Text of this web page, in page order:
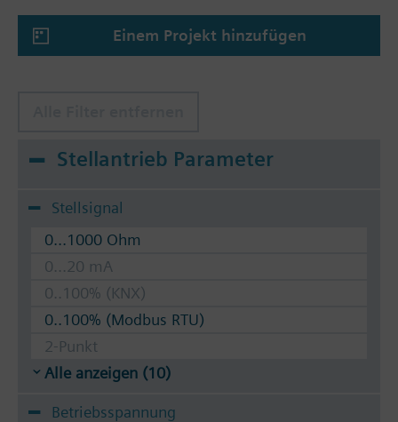
Einem Projekt hinzufügen
Stellantrieb Parameter
Stellsignal
0...1000 Ohm
0...20 mA
0..100% (KNX)
0..100% (Modbus RTU)
2-Punkt
Alle anzeigen (10)
Betriebsspannung